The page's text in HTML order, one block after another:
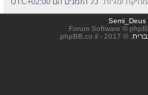
Semi_Deus
. © 2017 - phpBB.co.il.